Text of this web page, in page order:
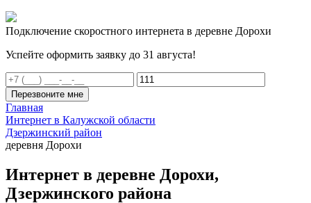
Подключение скоростного интернета в деревне Дорохи
Успейте оформить заявку до 31 августа!
Перезвоните мне
Главная
Интернет в Калужской области
Дзержинский район
деревня Дорохи
Интернет в деревне Дорохи,
Дзержинского района